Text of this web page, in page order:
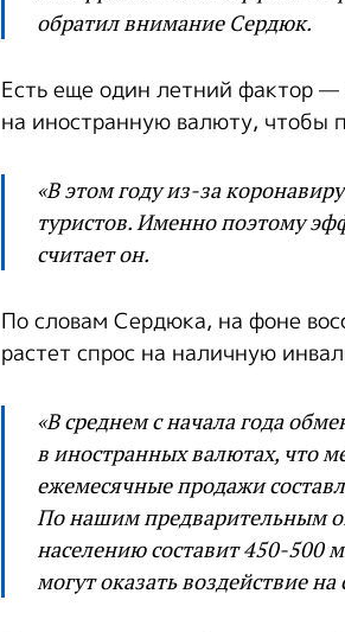
обратил внимание Сердюк.
Есть еще один летний фактор
на иностранную валюту, чтобы
«В этом году из-за
туристов. Именно поэтому
считает он.
По словам Сердюка, на фоне
растет спрос на наличную
«В среднем с начала года
в иностранных валютах, что
ежемесячные продажи
По нашим предварительным
населению составит 450-500
могут оказать воздействие